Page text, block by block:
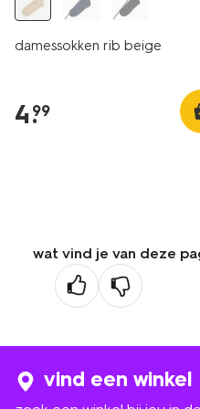
damessokken rib beige
4.
99
wat vind je van deze
vind een winkel